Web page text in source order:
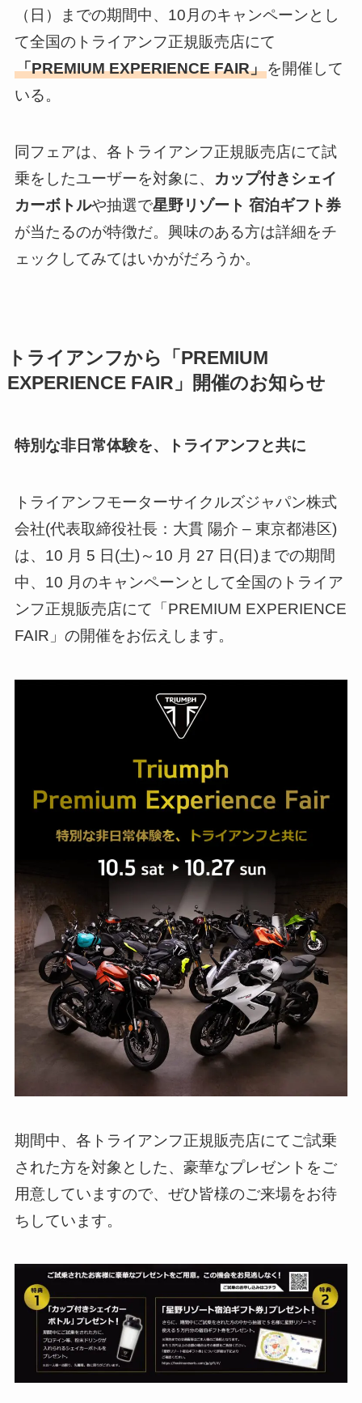
（日）までの期間中、10月のキャンペーンとし
て全国のトライアンフ正規販売店にて
「PREMIUM EXPERIENCE FAIR」を開催して
いる。
同フェアは、各トライアンフ正規販売店にて試
乗をしたユーザーを対象に、 カップ付きシェイ
カーボトルや抽選で星野リゾート 宿泊ギフト券
が当たるのが特徴だ。興味のある方は詳細をチ
ェックしてみてはいかがだろうか。
トライアンフから「PREMIUM
EXPERIENCE FAIR」開催のお知らせ
特別な非日常体験を、トライアンフと共に
トライアンフモーターサイクルズジャパン株式
会社(代表取締役社長：大貫 陽介 – 東京都港区)
は、10 月 5 日(土)～10 月 27 日(日)までの期間
中、10 月のキャンペーンとして全国のトライア
ンフ正規販売店にて「PREMIUM EXPERIENCE
FAIR」の開催をお伝えします。
期間中、各トライアンフ正規販売店にてご試乗
された方を対象とした、豪華なプレゼントをご
用意していますので、ぜひ皆様のご来場をお待
ちしています。